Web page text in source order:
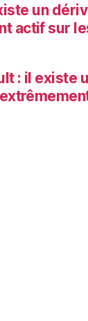
un
actif sur
: il existe